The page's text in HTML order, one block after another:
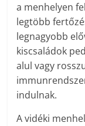
a menhelyen
legtöbb
legnagyobb
kiscsaládok
alul vagy
indulnak.
A vidéki